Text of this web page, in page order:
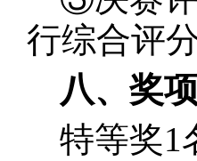
行综合评
八、奖
特等奖1